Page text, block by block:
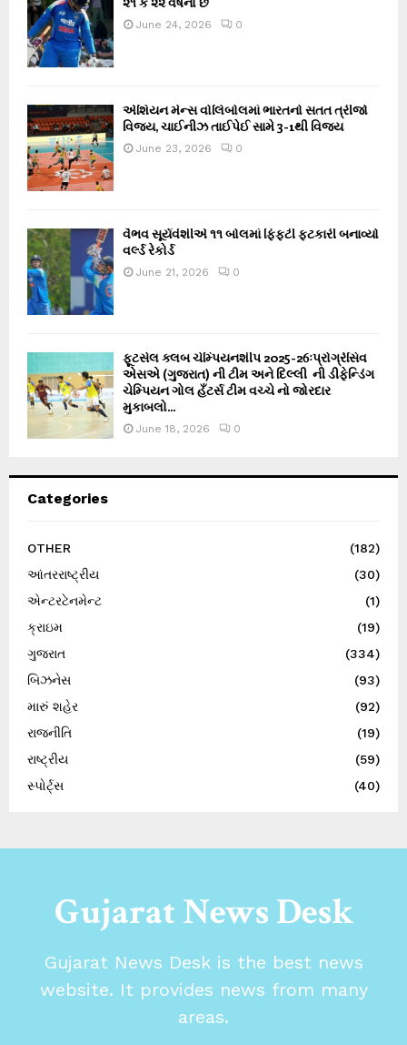
June 24, 2026 0
એશિયન મેન્સ વોલિબોલમાં ભારતનો સતત ત્રીજો
વિજય, ચાઈનીઝ તાઈપેઈ સામે 3-1થી વિજય
June 23, 2026 0
વૈભવ સૂર્યવંશીએ ૧૧ બોલમાં ફિફ્ટી ફટકારી બનાવ્યો
વર્લ્ડ રેકોર્ડ
June 21, 2026 0
ફૂટસેલ ક્લબ ચેમ્પિયનશીપ 2025-26ઃપ્રોગ્રેસિવ
એસએ (ગુજરાત) ની ટીમ અને દિલ્લી ની ડીફેન્ડિંગ
ચેમ્પિયન ગોલ હઁટર્સ ટીમ વચ્ચે નો જોરદાર
મુકાબલો...
June 18, 2026 0
Categories
OTHER
(182)
આંતરરાષ્ટ્રીય
(30)
એન્ટરટેનમેન્ટ
(1)
ક્રાઇમ
(19)
ગુજરાત
(334)
બિઝનેસ
(93)
મારું શહેર
(92)
રાજનીતિ
(19)
રાષ્ટ્રીય
(59)
સ્પોર્ટ્સ
(40)
Gujarat News Desk
Gujarat News Desk is the best news
website. It provides news from many
areas.